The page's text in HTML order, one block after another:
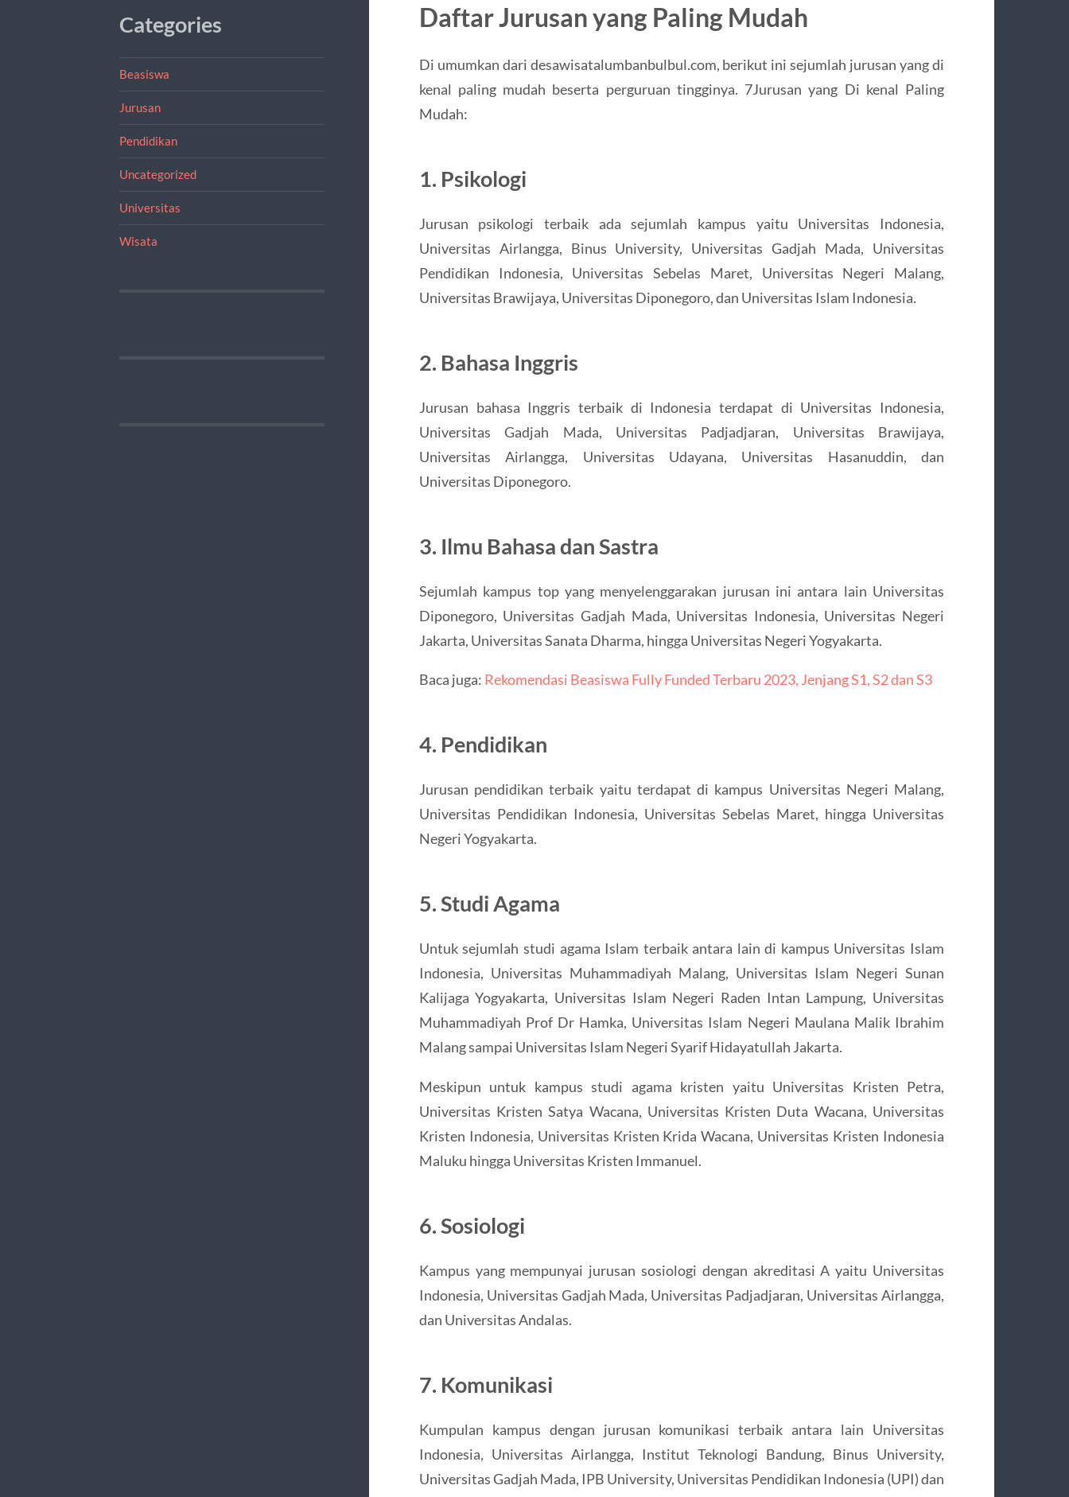
Categories
Beasiswa
Jurusan
Pendidikan
Uncategorized
Universitas
Wisata
Daftar Jurusan yang Paling Mudah
Di umumkan dari desawisatalumbanbulbul.com, berikut ini sejumlah jurusan yang di
kenal paling mudah beserta perguruan tingginya. 7Jurusan yang Di kenal Paling
Mudah:
1. Psikologi
Jurusan psikologi terbaik ada sejumlah kampus yaitu Universitas Indonesia,
Universitas Airlangga, Binus University, Universitas Gadjah Mada, Universitas
Pendidikan Indonesia, Universitas Sebelas Maret, Universitas Negeri Malang,
Universitas Brawijaya, Universitas Diponegoro, dan Universitas Islam Indonesia.
2. Bahasa Inggris
Jurusan bahasa Inggris terbaik di Indonesia terdapat di Universitas Indonesia,
Universitas Gadjah Mada, Universitas Padjadjaran, Universitas Brawijaya,
Universitas Airlangga, Universitas Udayana, Universitas Hasanuddin, dan
Universitas Diponegoro.
3. Ilmu Bahasa dan Sastra
Sejumlah kampus top yang menyelenggarakan jurusan ini antara lain Universitas
Diponegoro, Universitas Gadjah Mada, Universitas Indonesia, Universitas Negeri
Jakarta, Universitas Sanata Dharma, hingga Universitas Negeri Yogyakarta.
Baca juga: Rekomendasi Beasiswa Fully Funded Terbaru 2023, Jenjang S1, S2 dan S3
4. Pendidikan
Jurusan pendidikan terbaik yaitu terdapat di kampus Universitas Negeri Malang,
Universitas Pendidikan Indonesia, Universitas Sebelas Maret, hingga Universitas
Negeri Yogyakarta.
5. Studi Agama
Untuk sejumlah studi agama Islam terbaik antara lain di kampus Universitas Islam
Indonesia, Universitas Muhammadiyah Malang, Universitas Islam Negeri Sunan
Kalijaga Yogyakarta, Universitas Islam Negeri Raden Intan Lampung, Universitas
Muhammadiyah Prof Dr Hamka, Universitas Islam Negeri Maulana Malik Ibrahim
Malang sampai Universitas Islam Negeri Syarif Hidayatullah Jakarta.
Meskipun untuk kampus studi agama kristen yaitu Universitas Kristen Petra,
Universitas Kristen Satya Wacana, Universitas Kristen Duta Wacana, Universitas
Kristen Indonesia, Universitas Kristen Krida Wacana, Universitas Kristen Indonesia
Maluku hingga Universitas Kristen Immanuel.
6. Sosiologi
Kampus yang mempunyai jurusan sosiologi dengan akreditasi A yaitu Universitas
Indonesia, Universitas Gadjah Mada, Universitas Padjadjaran, Universitas Airlangga,
dan Universitas Andalas.
7. Komunikasi
Kumpulan kampus dengan jurusan komunikasi terbaik antara lain Universitas
Indonesia, Universitas Airlangga, Institut Teknologi Bandung, Binus University,
Universitas Gadjah Mada, IPB University, Universitas Pendidikan Indonesia (UPI) dan